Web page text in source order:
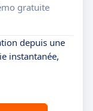
gratuite
depuis une
instantanée,